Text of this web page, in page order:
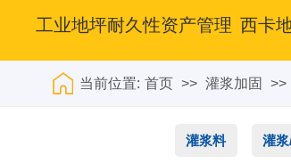
工业地坪耐久性资产管理 西卡
当前位置: 首页 >> 灌浆加固 >>
灌浆料 灌